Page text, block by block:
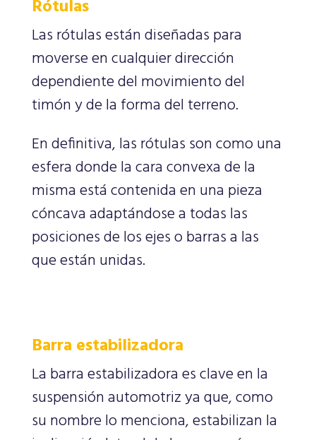
Rótulas
Las rótulas están diseñadas para
moverse en cualquier dirección
dependiente del movimiento del
timón y de la forma del terreno.
En definitiva, las rótulas son como una
esfera donde la cara convexa de la
misma está contenida en una pieza
cóncava adaptándose a todas las
posiciones de los ejes o barras a las
que están unidas.
Barra estabilizadora
La barra estabilizadora es clave en la
suspensión automotriz ya que, como
su nombre lo menciona, estabilizan la